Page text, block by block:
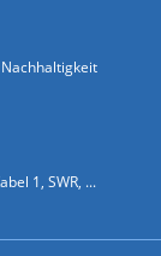
1, SWR, ...